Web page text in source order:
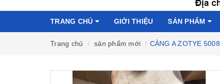
TRANG CHỦ GIỚI THIỆU SẢN PHẨM
Trang chủ sản phẩm mới CÀNG A ZOTYE 5008